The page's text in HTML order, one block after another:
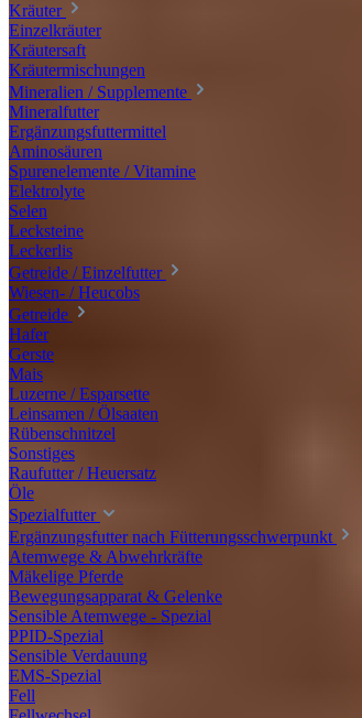
Kräuter
Einzelkräuter
Kräutersaft
Kräutermischungen
Mineralien / Supplemente
Mineralfutter
Ergänzungsfuttermittel
Aminosäuren
Spurenelemente / Vitamine
Elektrolyte
Selen
Lecksteine
Leckerlis
Getreide / Einzelfutter
Wiesen- / Heucobs
Getreide
Hafer
Gerste
Mais
Luzerne / Esparsette
Leinsamen / Ölsaaten
Rübenschnitzel
Sonstiges
Raufutter / Heuersatz
Öle
Spezialfutter
Ergänzungsfutter nach Fütterungsschwerpunkt
Atemwege & Abwehrkräfte
Mäkelige Pferde
Bewegungsapparat & Gelenke
Sensible Atemwege - Spezial
PPID-Spezial
Sensible Verdauung
EMS-Spezial
Fell